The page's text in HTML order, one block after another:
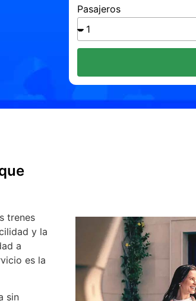
Pasajeros
trenes
y la
a
es la
sin